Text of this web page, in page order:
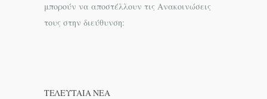
μπορούν να αποστέλλουν τις Ανακοινώσεις
τους στην διεύθυνση:
ΤΕΛΕΥΤΑΊΑ ΝΕΑ